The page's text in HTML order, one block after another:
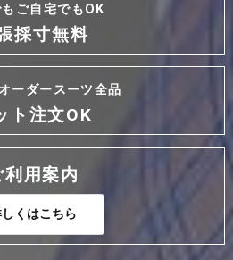
ご自宅でもOK
採寸無料
ーダースーツ全品
ト注文OK
利用案内
くはこちら